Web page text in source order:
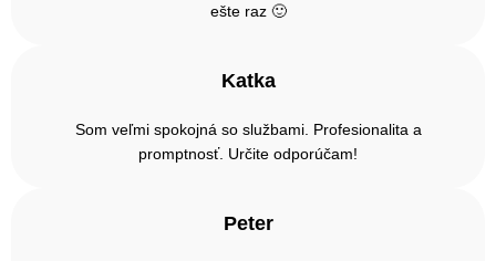
ešte raz 🙂
Katka
Som veľmi spokojná so službami. Profesionalita a
promptnosť. Určite odporúčam!
Peter